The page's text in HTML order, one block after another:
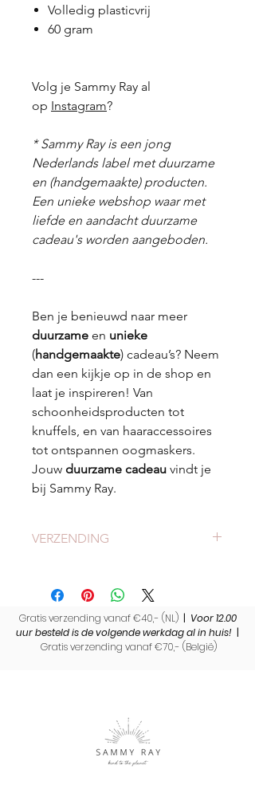
Volledig plasticvrij
60 gram
Volg je Sammy Ray al
op Instagram?
* Sammy Ray is een jong
Nederlands label met duurzame
en (handgemaakte) producten.
Een unieke webshop waar met
liefde en aandacht duurzame
cadeau's worden aangeboden.
---
Ben je benieuwd naar meer
duurzame en unieke
(handgemaakte) cadeau’s? Neem
dan een kijkje op in de shop en
laat je inspireren! Van
schoonheidsproducten tot
knuffels, en van haaraccessoires
tot ontspannen oogmaskers.
Jouw duurzame cadeau vindt je
bij Sammy Ray.
VERZENDING
Gratis verzending vanaf €40,- (NL)| Voor 12.00
uur besteld is de volgende werkdag al in huis!
Gratis verzending vanaf €70,- (België)